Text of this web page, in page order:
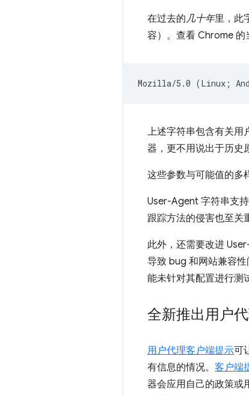
在过去的几十年里，此
容）。查看 Chrome 的
上述字符串包含有关用
器，更不用说出于历史
这些参数与可能值的多
User-Agent 字符串支
跟踪方法的侵害也至关
此外，还需要改进
导致 bug 和网站兼容
能未针对其配置进行测
全新推出用户
用户代理客户端提示可
有信息的情况。 客户端
器会应用自己的政策或